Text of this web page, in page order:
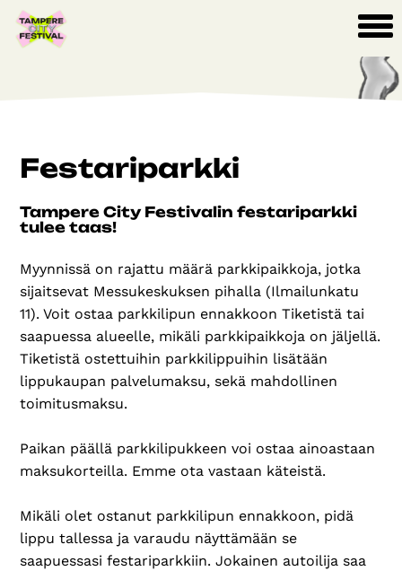
Festariparkki
Tampere City Festivalin festariparkki
tulee taas!
Myynnissä on rajattu määrä parkkipaikkoja, jotka
sijaitsevat Messukeskuksen pihalla (Ilmailunkatu
11). Voit ostaa parkkilipun ennakkoon Tiketistä tai
saapuessa alueelle, mikäli parkkipaikkoja on jäljellä.
Tiketistä ostettuihin parkkilippuihin lisätään
lippukaupan palvelumaksu, sekä mahdollinen
toimitusmaksu.
Paikan päällä parkkilipukkeen voi ostaa ainoastaan
maksukorteilla. Emme ota vastaan käteistä.
Mikäli olet ostanut parkkilipun ennakkoon, pidä
lippu tallessa ja varaudu näyttämään se
saapuessasi festariparkkiin. Jokainen autoilija saa